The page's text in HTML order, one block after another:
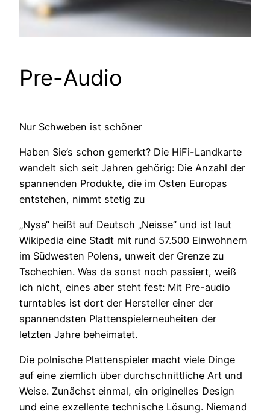
Pre-Audio
Nur Schweben ist schöner
Haben Sie’s schon gemerkt? Die HiFi-Landkarte
wandelt sich seit Jahren gehörig: Die Anzahl der
spannenden Produkte, die im Osten Europas
entstehen, nimmt stetig zu
„Nysa“ heißt auf Deutsch „Neisse“ und ist laut
Wikipedia eine Stadt mit rund 57.500 Einwohnern
im Südwesten Polens, unweit der Grenze zu
Tschechien. Was da sonst noch passiert, weiß
ich nicht, eines aber steht fest: Mit Pre-audio
turntables ist dort der Hersteller einer der
spannendsten Plattenspielerneuheiten der
letzten Jahre beheimatet.
Die polnische Plattenspieler macht viele Dinge
auf eine ziemlich über durchschnittliche Art und
Weise. Zunächst einmal, ein originelles Design
und eine exzellente technische Lösung. Niemand